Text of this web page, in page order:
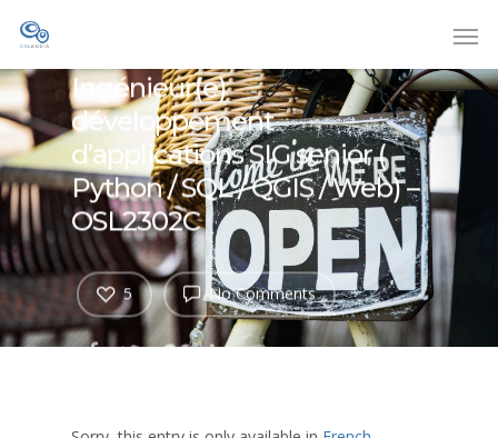
Ingénieur(e)
développement
d’applications SIG senior (
Python / SQL / QGIS / Web) –
OSL2302C
No Comments
5